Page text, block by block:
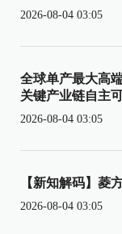
2026-08-04 03:05
全球单产最大高
关键产业链自主
2026-08-04 03:05
【新知解码】菱
2026-08-04 03:05